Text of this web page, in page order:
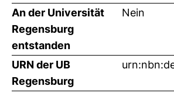
An der Universität
Regensburg
entstanden
Nein
URN der UB
Regensburg